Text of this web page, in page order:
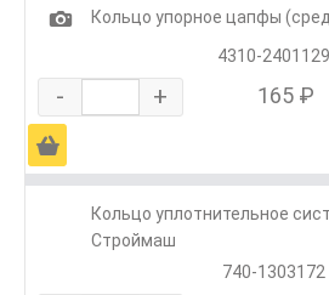
1
Кольцо упорное цапфы
4310-2401129
- + 165 ₽
Ä
Кольцо уплотнительное
Строймаш
740-1303172